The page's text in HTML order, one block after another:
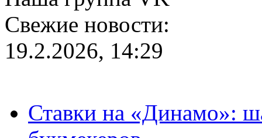
Свежие новости:
19.2.2026, 14:29
Ставки на «Динамо»: